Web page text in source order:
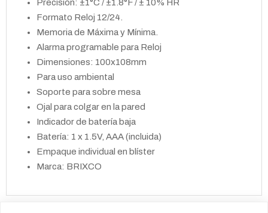
Precisión: ±1°C / ±1.8°F / ± 10% HR
Formato Reloj 12/24.
Memoria de Máxima y Mínima.
Alarma programable para Reloj
Dimensiones: 100x108mm
Para uso ambiental
Soporte para sobre mesa
Ojal para colgar en la pared
Indicador de batería baja
Batería: 1 x 1.5V, AAA (incluida)
Empaque individual en blíster
Marca: BRIXCO